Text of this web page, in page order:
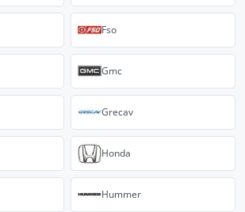
Fso
Gmc
Grecav
Honda
Hummer